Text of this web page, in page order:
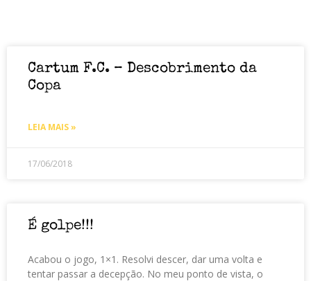
Cartum F.C. – Descobrimento da
Copa
LEIA MAIS »
17/06/2018
É golpe!!!
Acabou o jogo, 1×1. Resolvi descer, dar uma volta e
tentar passar a decepção. No meu ponto de vista, o